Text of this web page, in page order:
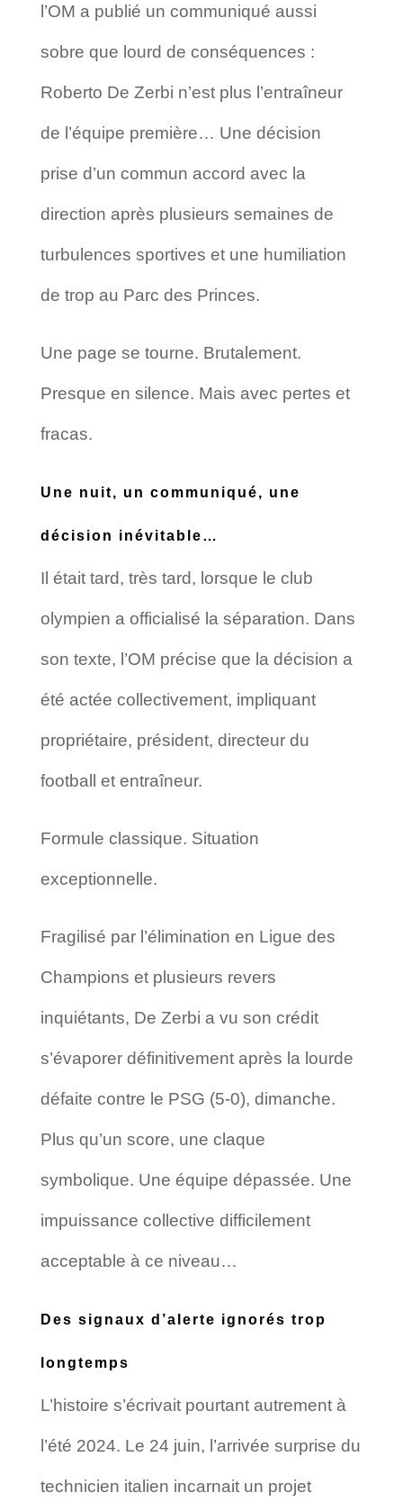
l’OM a publié un communiqué aussi
sobre que lourd de conséquences :
Roberto De Zerbi n’est plus l’entraîneur
de l’équipe première… Une décision
prise d’un commun accord avec la
direction après plusieurs semaines de
turbulences sportives et une humiliation
de trop au Parc des Princes.
Une page se tourne. Brutalement.
Presque en silence. Mais avec pertes et
fracas.
Une nuit, un communiqué, une
décision inévitable…
Il était tard, très tard, lorsque le club
olympien a officialisé la séparation. Dans
son texte, l’OM précise que la décision a
été actée collectivement, impliquant
propriétaire, président, directeur du
football et entraîneur.
Formule classique. Situation
exceptionnelle.
Fragilisé par l’élimination en Ligue des
Champions et plusieurs revers
inquiétants, De Zerbi a vu son crédit
s’évaporer définitivement après la lourde
défaite contre le PSG (5-0), dimanche.
Plus qu’un score, une claque
symbolique. Une équipe dépassée. Une
impuissance collective difficilement
acceptable à ce niveau…
Des signaux d’alerte ignorés trop
longtemps
L’histoire s’écrivait pourtant autrement à
l’été 2024. Le 24 juin, l’arrivée surprise du
technicien italien incarnait un projet